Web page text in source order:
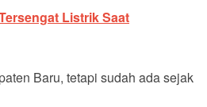
Listrik Saat
Baru, tetapi sudah ada sejak